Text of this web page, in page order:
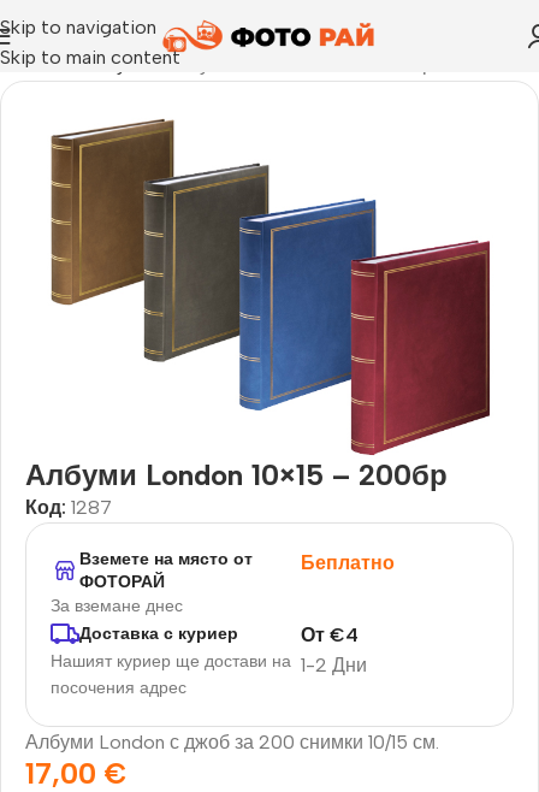
Skip to navigation
Skip to main content
Начало›Албуми›Албуми London 10×15 – 200бр
Албуми London 10×15 – 200бр
Код: 1287
Вземете на място от
ФОТОРАЙ
За вземане днес
Беплатно
Доставка с куриер
Нашият куриер ще достави на
посочения адрес
1-2 Дни
От€4
Албуми London с джоб за 200 снимки 10/15 см.
17,00 €